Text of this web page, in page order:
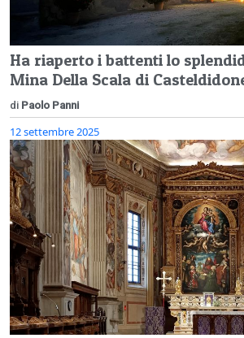
Ha riaperto i battenti lo
Mina Della Scala di
di Paolo Panni
12 settembre 2025